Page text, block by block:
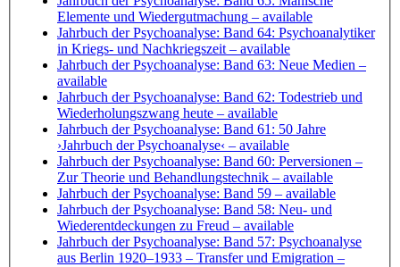
Elemente und Wiedergutmachung – available
Jahrbuch der Psychoanalyse: Band 64: Psychoanalytiker
in Kriegs- und Nachkriegszeit – available
Jahrbuch der Psychoanalyse: Band 63: Neue Medien –
available
Jahrbuch der Psychoanalyse: Band 62: Todestrieb und
Wiederholungszwang heute – available
Jahrbuch der Psychoanalyse: Band 61: 50 Jahre
›Jahrbuch der Psychoanalyse‹ – available
Jahrbuch der Psychoanalyse: Band 60: Perversionen –
Zur Theorie und Behandlungstechnik – available
Jahrbuch der Psychoanalyse: Band 59 – available
Jahrbuch der Psychoanalyse: Band 58: Neu- und
Wiederentdeckungen zu Freud – available
Jahrbuch der Psychoanalyse: Band 57: Psychoanalyse
aus Berlin 1920–1933 – Transfer und Emigration –